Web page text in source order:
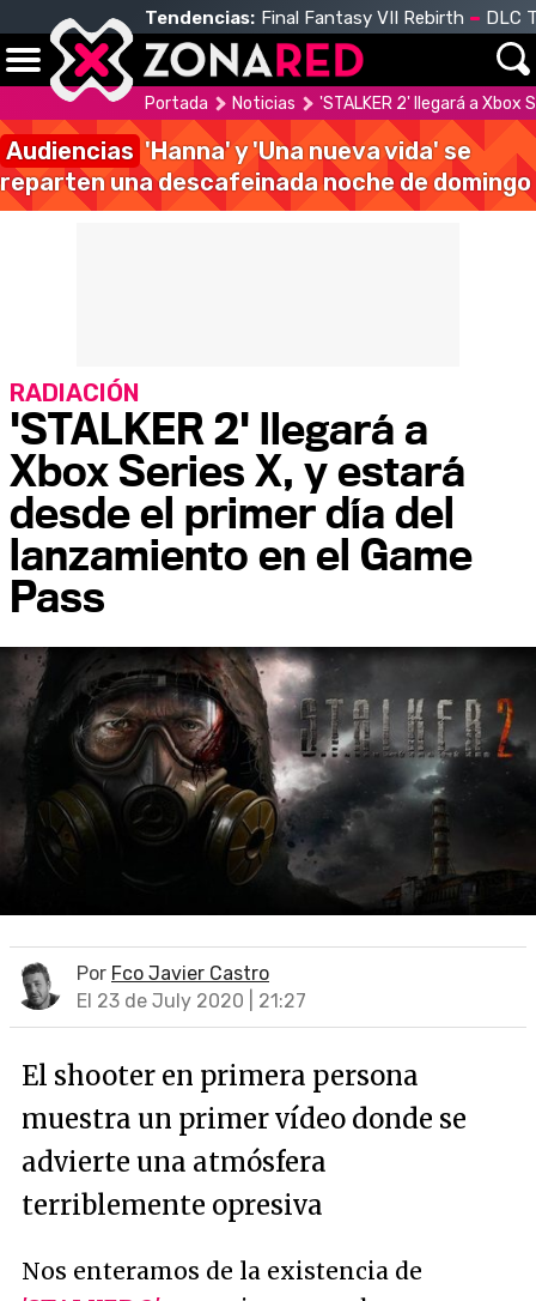
Tendencias: Final Fantasy VII Rebirth DLC
Portada Noticias 'STALKER 2' llegará a Xbox
Audiencias 'Hanna' y 'Una nueva vida' se
reparten una descafeinada noche de domingo
'STALKER 2' llegará a
Xbox Series X, y estará
desde el primer día del
lanzamiento en el Game
Pass
RADIACIÓN
Por Fco Javier Castro
El 23 de July 2020 | 21:27
El shooter en primera persona
muestra un primer vídeo donde se
advierte una atmósfera
terriblemente opresiva
Nos enteramos de la existencia de